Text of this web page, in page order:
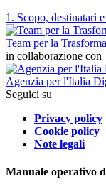
1. Scopo, destinatari
Team per la
in collaborazione con
Agenzia per l'Italia
Seguici su
Privacy policy
Cookie policy
Note legali
Manuale operativo